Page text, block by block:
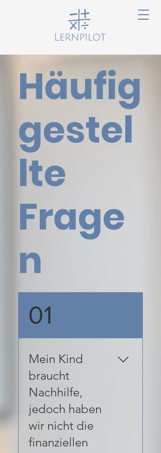
Häufig
gestel
lte
Frage
n
01
Mein Kind
braucht
Nachhilfe,
jedoch haben
wir nicht die
finanziellen